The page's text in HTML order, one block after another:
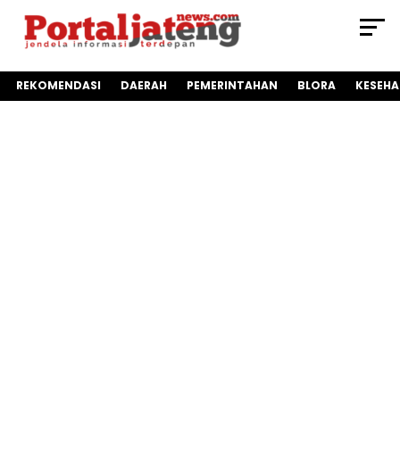
REKOMENDASI DAERAH PEMERINTAHAN BLORA